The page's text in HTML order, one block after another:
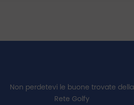
Non perdetevi le buone trovate della
Rete Golfy